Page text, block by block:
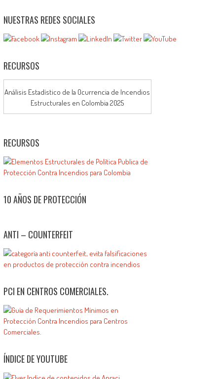
NUESTRAS REDES SOCIALES
RECURSOS
Análisis Estadístico de la Ocurrencia de Incendios
Estructurales en Colombia 2025
RECURSOS
10 AÑOS DE PROTECCIÓN
ANTI – COUNTERFEIT
PCI EN CENTROS COMERCIALES.
ÍNDICE DE YOUTUBE